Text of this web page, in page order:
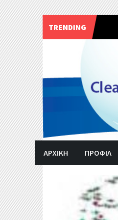
TRENDING
Skip
to
content
ΑΡΧΙΚΗ ΠΡΟΦΙΛ